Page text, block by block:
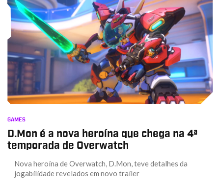
GAMES
D.Mon é a nova heroína que chega na 4ª
temporada de Overwatch
Nova heroína de Overwatch, D.Mon, teve detalhes da
jogabilidade revelados em novo trailer